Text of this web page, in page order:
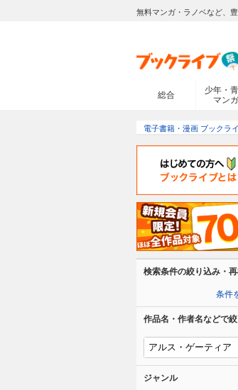
無料マンガ・ラノベなど、
総合
少年・
マンガ
電子書籍・漫画 ブックラ
検索条件の絞り込み・
条件
作品名・作者名などで
ジャンル